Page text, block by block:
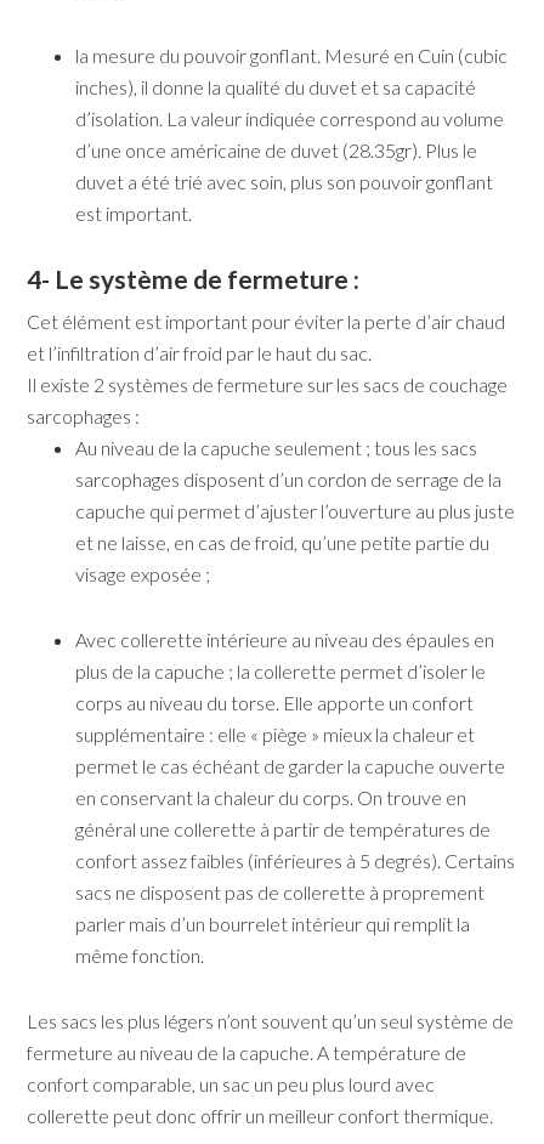
la mesure du pouvoir gonflant. Mesuré en Cuin (cubic
inches), il donne la qualité du duvet et sa capacité
d’isolation. La valeur indiquée correspond au volume
d’une once américaine de duvet (28.35gr). Plus le
duvet a été trié avec soin, plus son pouvoir gonflant
est important.
4- Le système de fermeture :
Cet élément est important pour éviter la perte d’air chaud
et l’infiltration d’air froid par le haut du sac.
Il existe 2 systèmes de fermeture sur les sacs de couchage
sarcophages :
Au niveau de la capuche seulement ; tous les sacs
sarcophages disposent d’un cordon de serrage de la
capuche qui permet d’ajuster l’ouverture au plus juste
et ne laisse, en cas de froid, qu’une petite partie du
visage exposée ;
Avec collerette intérieure au niveau des épaules en
plus de la capuche ; la collerette permet d’isoler le
corps au niveau du torse. Elle apporte un confort
supplémentaire : elle « piège » mieux la chaleur et
permet le cas échéant de garder la capuche ouverte
en conservant la chaleur du corps. On trouve en
général une collerette à partir de températures de
confort assez faibles (inférieures à 5 degrés). Certains
sacs ne disposent pas de collerette à proprement
parler mais d’un bourrelet intérieur qui remplit la
même fonction.
Les sacs les plus légers n’ont souvent qu’un seul système de
fermeture au niveau de la capuche. A température de
confort comparable, un sac un peu plus lourd avec
collerette peut donc offrir un meilleur confort thermique.